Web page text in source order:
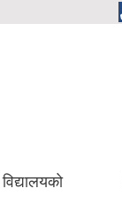
विद्यालयको